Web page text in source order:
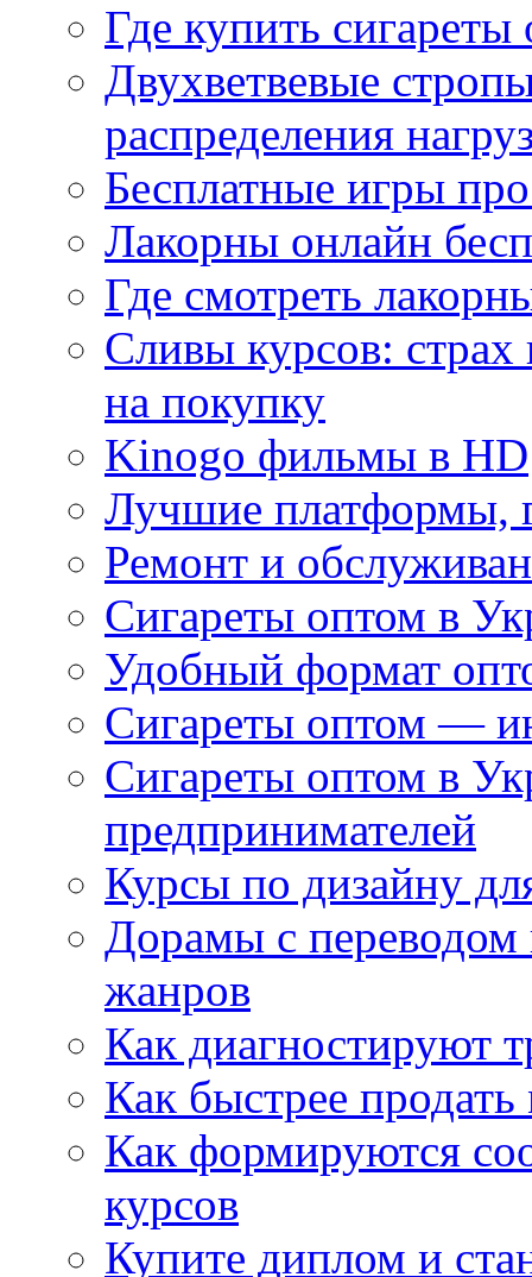
Где купить
Двухветвевые
распределения
Бесплатные игры
Лакорны онлайн
Где смотреть
Сливы курсов:
на покупку
Kinogo фильмы в HD
Лучшие платформы,
Ремонт и
Сигареты оптом в
Удобный формат
Сигареты оптом —
Сигареты оптом в
предпринимателей
Курсы по дизайну
Дорамы с переводом
жанров
Как диагностируют
Как быстрее
Как формируются
курсов
Купите диплом и